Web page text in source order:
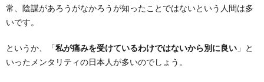
常、陰謀があろうがなかろうが知ったことではないという人間は多
いです。
というか、「私が痛みを受けているわけではないから別に良い 」と
いったメンタリティの日本人が多いのでしょう。